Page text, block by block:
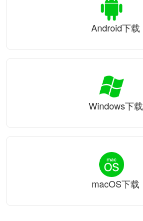
Android下载
Windows下载
macOS下载